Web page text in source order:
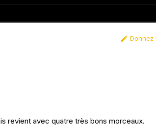
 Donnez
revient avec quatre très bons morceaux.